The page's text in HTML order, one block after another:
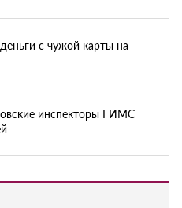
с чужой карты на
инспекторы ГИМС